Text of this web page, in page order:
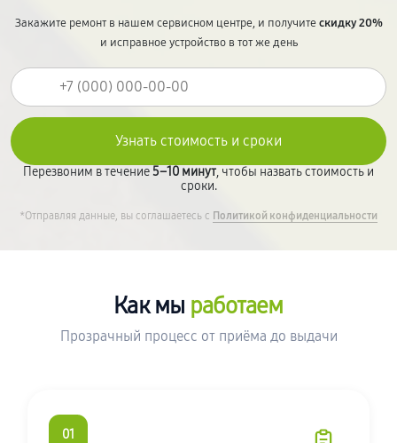
Закажите ремонт в нашем сервисном центре, и получитескидку 20%
и исправное устройство в тот же день
Перезвоним в течение5–10 минут, чтобы назвать стоимость и
сроки.
*Отправляя данные, вы соглашаетесь с Политикой конфиденциальности
Как мы работаем
Прозрачный процесс от приёма до выдачи
01